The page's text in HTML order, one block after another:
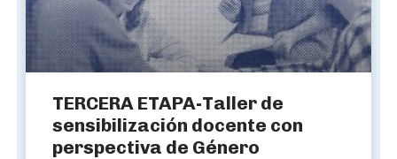
TERCERA ETAPA-Taller de
sensibilización docente con
perspectiva de Género